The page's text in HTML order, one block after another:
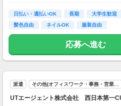
日払い・週払いOK 長期 大学生歓迎
髪色自由
ネイルOK 服装自由
応募へ進む
派遣 その他(オフィスワーク・事務・営業…
UTエージェント株式会社 西日本第一